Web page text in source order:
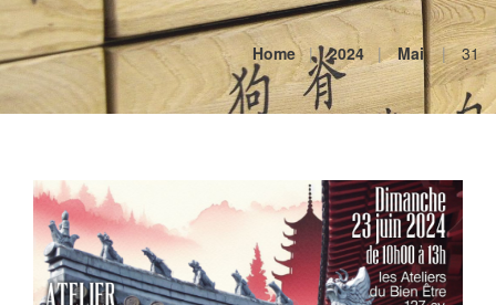
Home 2024 Mai 31